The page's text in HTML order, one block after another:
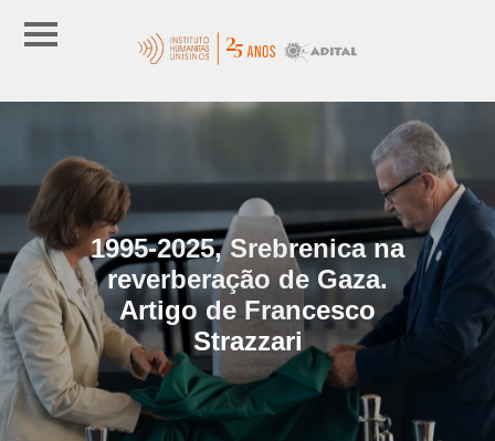
1995-2025, Srebrenica na
reverberação de Gaza.
Artigo de Francesco
Strazzari